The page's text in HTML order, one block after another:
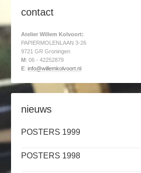
contact
Atelier Willem Kolvoort:
PAPIERMOLENLAAN 3-26
9721 GR Groningen
M: 06 - 42252879
E:info@willemkolvoort.nl
nieuws
POSTERS 1999
POSTERS 1998